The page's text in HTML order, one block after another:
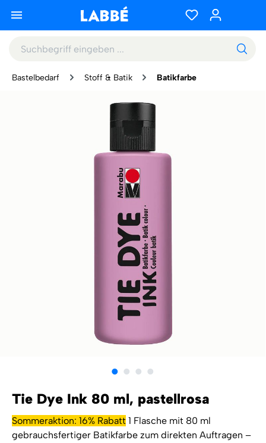
Bastelbedarf Stoff & Batik Batikfarbe
Tie Dye Ink 80 ml, pastellrosa
Sommeraktion: 16% Rabatt 1 Flasche mit 80 ml
gebrauchsfertiger Batikfarbe zum direkten Auftragen –